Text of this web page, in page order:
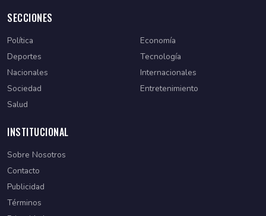
SECCIONES
Política
Economía
Deportes
Tecnología
Nacionales
Internacionales
Sociedad
Entretenimiento
Salud
INSTITUCIONAL
Sobre Nosotros
Contacto
Publicidad
Términos